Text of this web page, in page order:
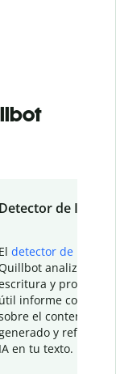
Detector de IA
El detector de IA
analiza tu
y
útil informe con
el contenido
y refinado
IA en tu texto.